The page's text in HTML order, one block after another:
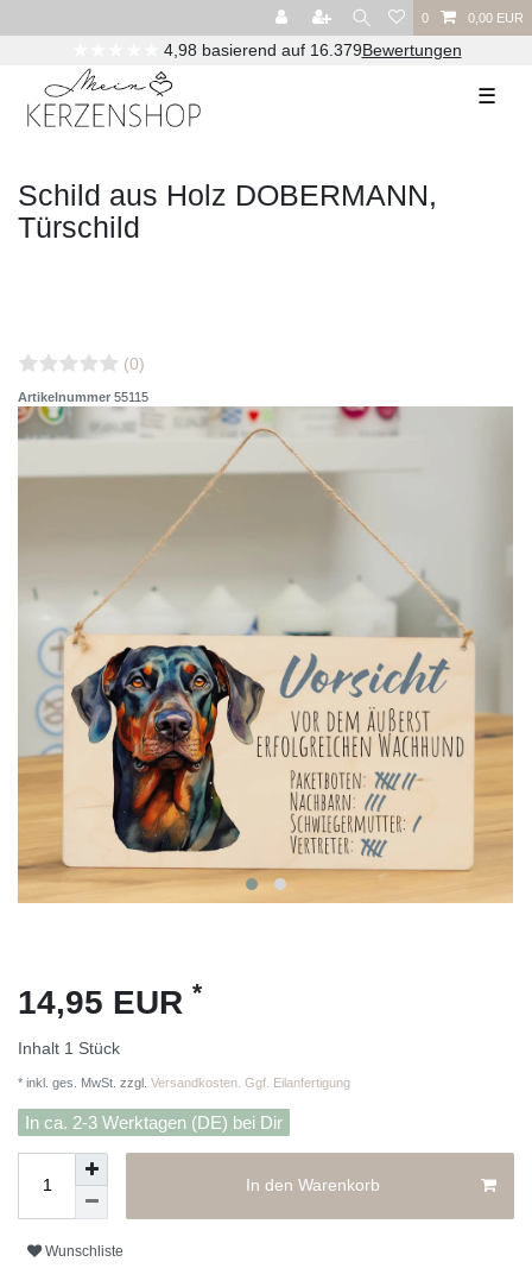
0 0,00 EUR
4,98 basierend auf 16.379Bewertungen
☰
Schild aus Holz DOBERMANN,
Türschild
(0)
Artikelnummer 55115
14,95 EUR *
Inhalt 1 Stück
* inkl. ges. MwSt. zzgl. Versandkosten. Ggf. Eilanfertigung
In ca. 2-3 Werktagen (DE) bei Dir
In den Warenkorb
Wunschliste